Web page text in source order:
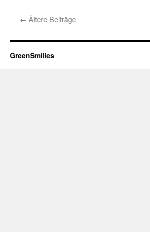
← Ältere Beiträge
GreenSmilies